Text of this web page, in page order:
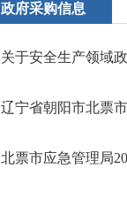
政府采购信息
关于安全生产领域
辽宁省朝阳市北票
北票市应急管理局